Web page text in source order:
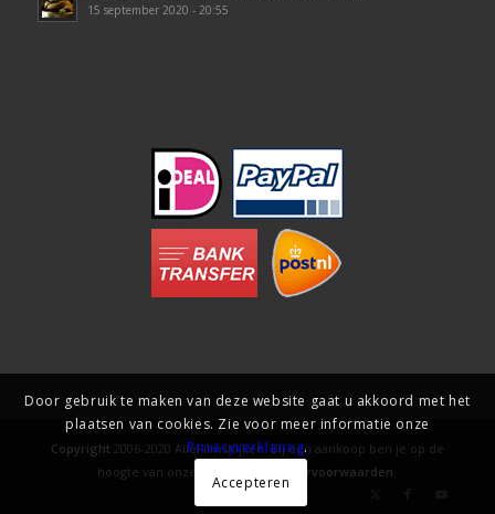
15 september 2020 - 20:55
Copyright2006-2020 AlleFilmsKijken. Bij een aankoop ben je op de
hoogte van onze
gebruiks- en levervoorwaarden
Door gebruik te maken van deze website gaat u akkoord met het
plaatsen van cookies. Zie voor meer informatie onze
Privacyverklaring.
Accepteren